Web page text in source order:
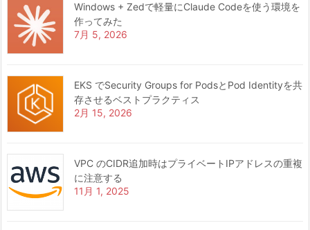
Windows + Zedで軽量にClaude Codeを使う環境を
作ってみた
7月 5, 2026
EKS でSecurity Groups for PodsとPod Identityを共
存させるベストプラクティス
2月 15, 2026
VPC のCIDR追加時はプライベートIPアドレスの重複
に注意する
11月 1, 2025